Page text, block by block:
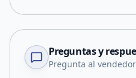
Preguntas y
Pregunta al